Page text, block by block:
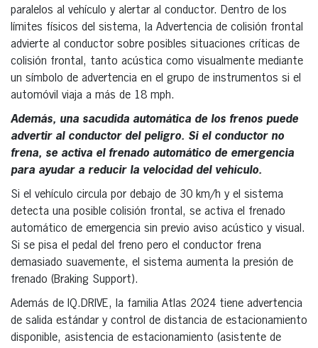
paralelos al vehículo y alertar al conductor. Dentro de los
límites físicos del sistema, la Advertencia de colisión frontal
advierte al conductor sobre posibles situaciones críticas de
colisión frontal, tanto acústica como visualmente mediante
un símbolo de advertencia en el grupo de instrumentos si el
automóvil viaja a más de 18 mph.
Además, una sacudida automática de los frenos puede
advertir al conductor del peligro. Si el conductor no
frena, se activa el frenado automático de emergencia
para ayudar a reducir la velocidad del vehículo.
Si el vehículo circula por debajo de 30 km/h y el sistema
detecta una posible colisión frontal, se activa el frenado
automático de emergencia sin previo aviso acústico y visual.
Si se pisa el pedal del freno pero el conductor frena
demasiado suavemente, el sistema aumenta la presión de
frenado (Braking Support).
Además de IQ.DRIVE, la familia Atlas 2024 tiene advertencia
de salida estándar y control de distancia de estacionamiento
disponible, asistencia de estacionamiento (asistente de